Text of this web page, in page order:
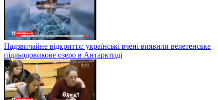
Надзвичайне відкриття: українські вчені виявили велетенське
підльодовикове озеро в Антарктиді